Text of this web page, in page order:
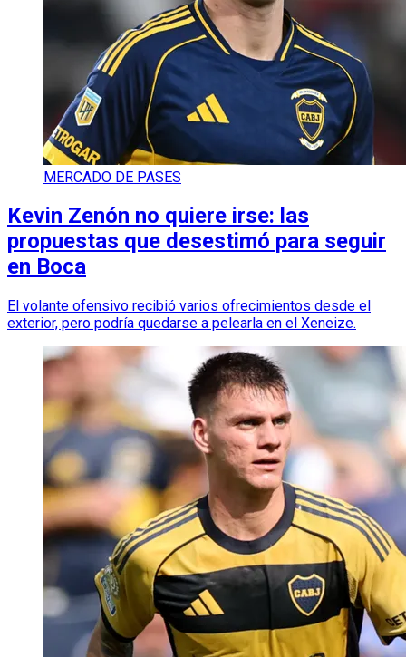
MERCADO DE PASES
Kevin Zenón no quiere irse: las
propuestas que desestimó para seguir
en Boca
El volante ofensivo recibió varios ofrecimientos desde el
exterior, pero podría quedarse a pelearla en el Xeneize.